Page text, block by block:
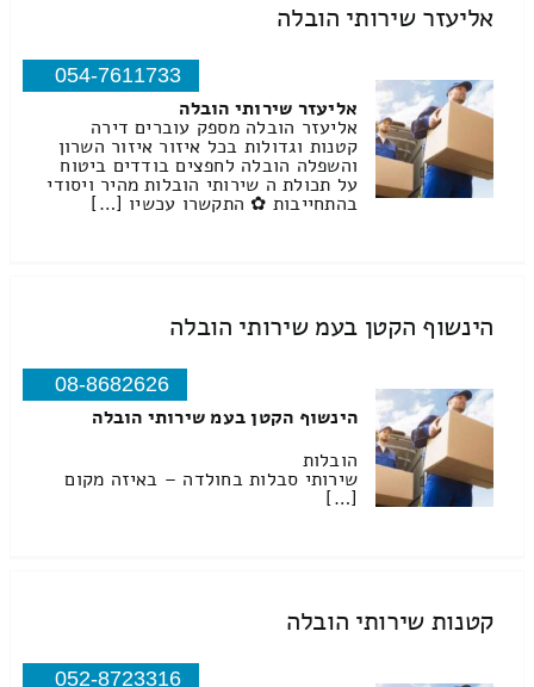
אליעזר שירותי הובלה
054-7611733
אליעזר שירותי הובלה
אליעזר הובלה מספק עוברים דירה
קטנות וגדולות בכל איזור איזור השרון
והשפלה הובלה לחפצים בודדים ביטוח
על תכולת ה שירותי הובלות מהיר ויסודי
בהתחייבות ✿ התקשרו עכשיו […]
הינשוף הקטן בעמ שירותי הובלה
08-8682626
הינשוף הקטן בעמ שירותי הובלה
הובלות
שירותי סבלות בחולדה – באיזה מקום
[…]
קטנות שירותי הובלה
052-8723316